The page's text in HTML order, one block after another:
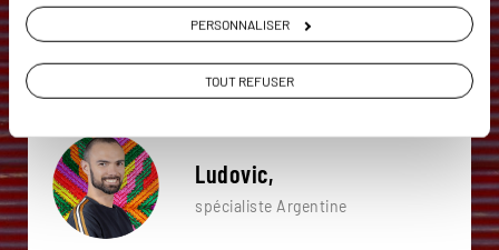
PERSONNALISER
TOUT REFUSER
Barrio Lastarria Andes Buenos Aires
Ludovic,
spécialiste Argentine